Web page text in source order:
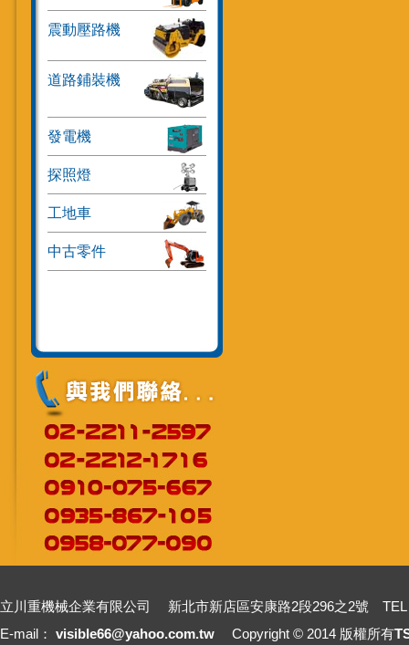
震動壓路機
道路鋪裝機
發電機
探照燈
工地車
中古零件
立川重機械企業有限公司 新北市新店區安康路2段296之2號 TEL
E-mail： visible66@yahoo.com.tw Copyright © 2014 版權所有